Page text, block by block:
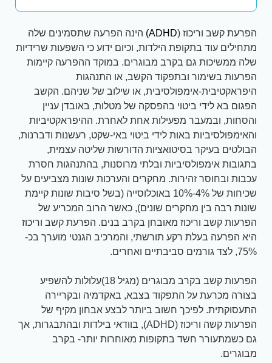
הפרעת קשב וריכוז (ADHD
) הינה הפרעה שתסמינים שלה
מתחילים עוד בתקופת הילדות, וכיום ידוע כי השפעות שרידיות
שלה ממשיכות גם בקרב מבוגרים. במוקד ההפרעה קיימות
הפרעות בשימור ובתפקוד הקשב, או התנהגות
היפראקטיבית-אימפולסיבית, או שילוב של שניהם. הקשב
הפגום בא לידי ביטוי בהפסקה של מטלות, באובדן עניין
והסחות, ובמעבר מפעילות אחת לאחרת. ההיפראקטיביות
והאימפולסיביות באות לידי ביטוי באי-שקט, רעשנות ודברנות,
הבולטים בעיקר בסיטואציות הדורשות שליטה עצמית,
בתגובות אימפולסיביות ובלתי מרוסנות, בהתנהגות חסרת
עכבות ובחוסר זהירות. מחקרים והערכות שונות מצביעים על
שכיחות של 4%-10% באוכלוסייה (בשל סיבות שונות קיימת
שונות רבה בין מחקרים שונים), כאשר הרוב המכריע של
הפרעות קשב וריכוז מאובחן בקרב בנים. הפרעת קשב וריכוז
היא הפרעה בעלת רקע תורשתי, והמרכיב הגנטי מוערך בכ-
75%, לצד גורמים סביבתיים ואחרים.
הפרעות קשב בקרב מבוגרים (מגיל 18)עלולות להשפיע
בצורה מכרעת על התפקוד בצבא, באקדמיה ובקריירה
התעסוקתית. לפיכך חשוב ביותר לבצע אבחון מקיף של
הפרעות קשה וריכוז (ADHD), בוודאי בילדות ובהתבגרות, אך
גם כשמתעורר חשד בתקופות מאוחרות יותר- בקרב
מבוגרים.